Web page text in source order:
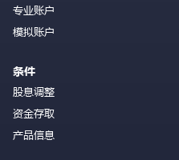
专业账户
模拟账户
条件
股息调整
资金存取
产品信息